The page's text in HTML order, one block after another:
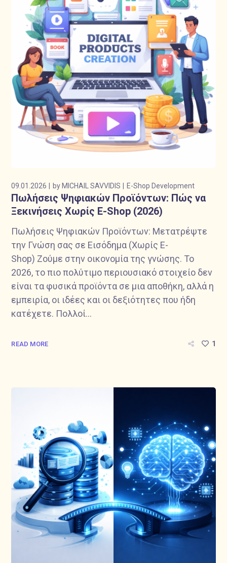
09.01.2026 by MICHAIL SAVVIDIS E-Shop Development
Πωλήσεις Ψηφιακών Προϊόντων: Πώς να
Ξεκινήσεις Χωρίς E-Shop (2026)
Πωλήσεις Ψηφιακών Προϊόντων: Μετατρέψτε
την Γνώση σας σε Εισόδημα (Χωρίς E-
Shop) Ζούμε στην οικονομία της γνώσης. Το
2026, το πιο πολύτιμο περιουσιακό στοιχείο δεν
είναι τα φυσικά προϊόντα σε μια αποθήκη, αλλά η
εμπειρία, οι ιδέες και οι δεξιότητες που ήδη
κατέχετε. Πολλοί...
READ MORE 1